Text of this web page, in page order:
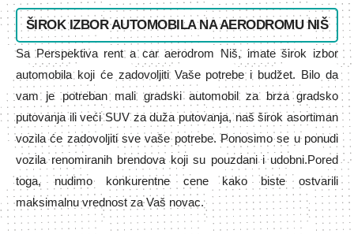
ŠIROK IZBOR AUTOMOBILA NA AERODROMU NIŠ
Sa Perspektiva rent a car aerodrom Niš, imate širok izbor
automobila koji će zadovoljiti Vaše potrebe i budžet. Bilo da
vam je potreban mali gradski automobil za brza gradsko
putovanja ili veći SUV za duža putovanja, naš širok asortiman
vozila će zadovoljiti sve vaše potrebe. Ponosimo se u ponudi
vozila renomiranih brendova koji su pouzdani i udobni.Pored
toga, nudimo konkurentne cene kako biste ostvarili
maksimalnu vrednost za Vaš novac.